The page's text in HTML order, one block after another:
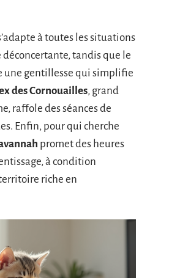
à toutes les situations
tandis que le
une gentillesse qui simplifie
des Cornouailles, grand
raffole des séances de
Enfin, pour qui cherche
promet des heures
à condition
riche en